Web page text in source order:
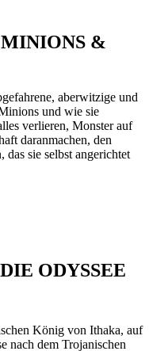
MINIONS &
aberwitzige und
und wie sie
verlieren, Monster auf
daranmachen, den
das sie selbst angerichtet
DIE ODYSSEE
König von Ithaka, auf
nach dem Trojanischen